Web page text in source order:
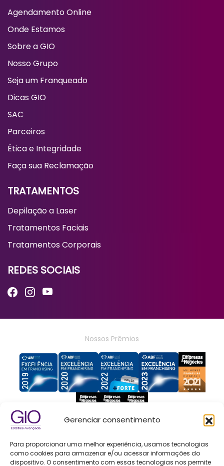
Gerenciar consentimento
Para proporcionar uma melhor experiência, usamos tecnologias
como cookies para armazenar e/ou acessar informações do
dispositivo. O consentimento com essas tecnologias nos permite
Agendamento Online
Onde Estamos
Sobre a GIO
Nosso Grupo
Seja um Franqueado
Dicas GIO
SAC
Parceiros
Ética e Integridade
Faça sua Reclamação
TRATAMENTOS
Depilação a Laser
Tratamentos Faciais
Tratamentos Corporais
REDES SOCIAIS
Nossos Prêmios
Política de Privacidade
SSGA ESTETICA & BEELEZA FRANCHISING LTDA